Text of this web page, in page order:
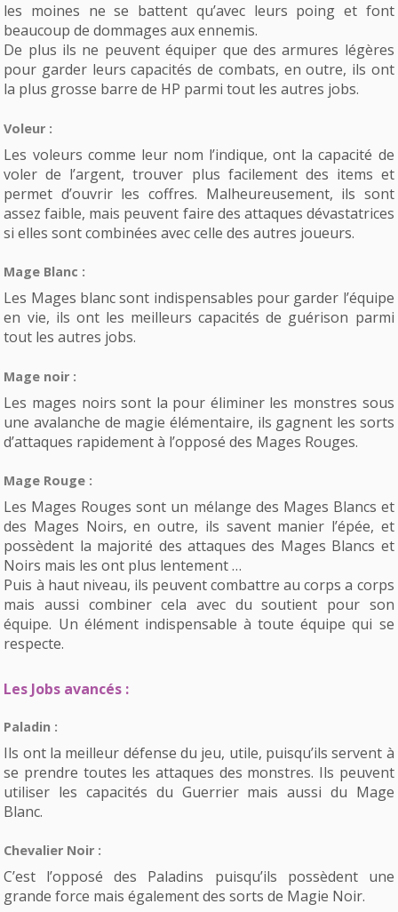
les moines ne se battent qu’avec leurs poing et font
beaucoup de dommages aux ennemis.
De plus ils ne peuvent équiper que des armures légères
pour garder leurs capacités de combats, en outre, ils ont
la plus grosse barre de HP parmi tout les autres jobs.
Voleur :
Les voleurs comme leur nom l’indique, ont la capacité de
voler de l’argent, trouver plus facilement des items et
permet d’ouvrir les coffres. Malheureusement, ils sont
assez faible, mais peuvent faire des attaques dévastatrices
si elles sont combinées avec celle des autres joueurs.
Mage Blanc :
Les Mages blanc sont indispensables pour garder l’équipe
en vie, ils ont les meilleurs capacités de guérison parmi
tout les autres jobs.
Mage noir :
Les mages noirs sont la pour éliminer les monstres sous
une avalanche de magie élémentaire, ils gagnent les sorts
d’attaques rapidement à l’opposé des Mages Rouges.
Mage Rouge :
Les Mages Rouges sont un mélange des Mages Blancs et
des Mages Noirs, en outre, ils savent manier l’épée, et
possèdent la majorité des attaques des Mages Blancs et
Noirs mais les ont plus lentement …
Puis à haut niveau, ils peuvent combattre au corps a corps
mais aussi combiner cela avec du soutient pour son
équipe. Un élément indispensable à toute équipe qui se
respecte.
Les Jobs avancés :
Paladin :
Ils ont la meilleur défense du jeu, utile, puisqu’ils servent à
se prendre toutes les attaques des monstres. Ils peuvent
utiliser les capacités du Guerrier mais aussi du Mage
Blanc.
Chevalier Noir :
C’est l’opposé des Paladins puisqu’ils possèdent une
grande force mais également des sorts de Magie Noir.